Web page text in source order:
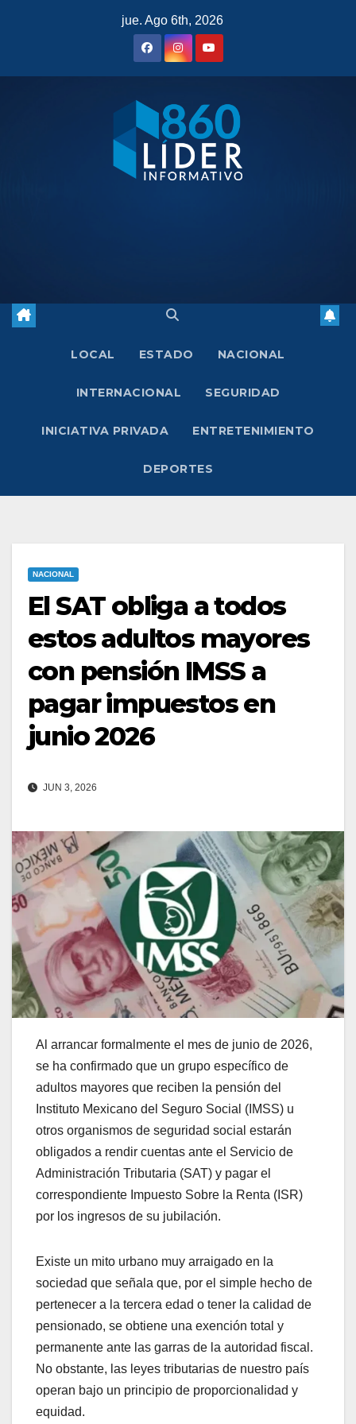
jue. Ago 6th, 2026
LOCAL ESTADO NACIONAL
INTERNACIONAL SEGURIDAD
INICIATIVA PRIVADA ENTRETENIMIENTO
DEPORTES
NACIONAL
El SAT obliga a todos
estos adultos mayores
con pensión IMSS a
pagar impuestos en
junio 2026
JUN 3, 2026
Al arrancar formalmente el mes de junio de 2026,
se ha confirmado que un grupo específico de
adultos mayores que reciben la pensión del
Instituto Mexicano del Seguro Social (IMSS) u
otros organismos de seguridad social estarán
obligados a rendir cuentas ante el Servicio de
Administración Tributaria (SAT) y pagar el
correspondiente Impuesto Sobre la Renta (ISR)
por los ingresos de su jubilación.
Existe un mito urbano muy arraigado en la
sociedad que señala que, por el simple hecho de
pertenecer a la tercera edad o tener la calidad de
pensionado, se obtiene una exención total y
permanente ante las garras de la autoridad fiscal.
No obstante, las leyes tributarias de nuestro país
operan bajo un principio de proporcionalidad y
equidad.